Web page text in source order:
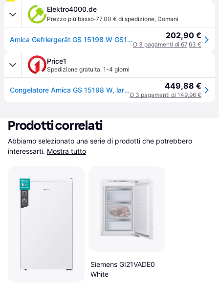
Elektro4000.de
Prezzo più basso·77,00 € di spedizione, Domani
Amica Gefriergerät GS 15198 W GS15198W 202,90 €
O 3 pagamenti di 67,63 €
Price1
Spedizione gratuita, 1-4 giorni
Congelatore Amica GS 15198 W, larghezza 55 cm, altezza 85 cm, bianco 449,88 €
O 3 pagamenti di 149,96 €
Prodotti correlati
Abbiamo selezionato una serie di prodotti che potrebbero
interessarti. Mostra tutto
Siemens GI21VADE0
White